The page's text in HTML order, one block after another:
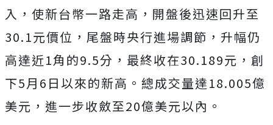
入，使新台幣一路走高，開盤後迅速回升至
30.1元價位，尾盤時央行進場調節，升幅仍
高達近1角的9.5分，最終收在30.189元，創
下5月6日以來的新高。總成交量達18.005億
美元，進一步收斂至20億美元以內。